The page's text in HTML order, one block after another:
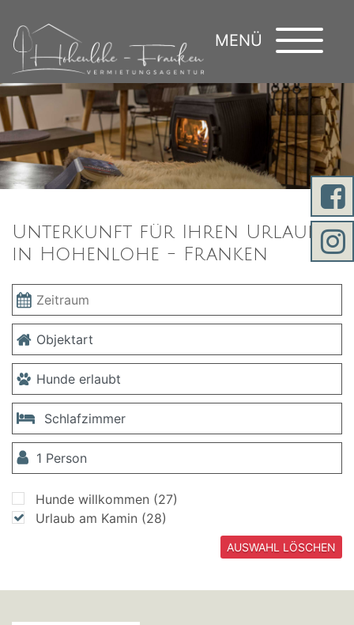
MENÜ
Unterkunft für Ihren Urlaub
in Hohenlohe - Franken
Hunde willkommen (27)
Urlaub am Kamin (28)
AUSWAHL LÖSCHEN